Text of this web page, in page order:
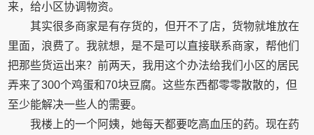
来，给小区协调物资。
其实很多商家是有存货的，但开不了店，货物就堆放在
里面，浪费了。我就想，是不是可以直接联系商家，帮他们
把那些货运出来？前两天，我用这个办法给我们小区的居民
弄来了300个鸡蛋和70块豆腐。这些东西都零零散散的，但
至少能解决一些人的需要。
我楼上的一个阿姨，她每天都要吃高血压的药。现在药